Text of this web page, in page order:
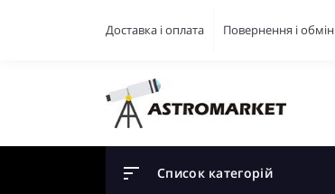
Доставка і оплата Повернення і обмін
Список категорій